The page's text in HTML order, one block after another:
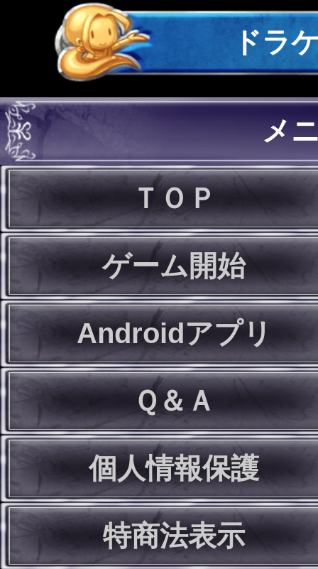
ドラ
メ
ＴＯＰ
ゲーム開始
Androidアプリ
Ｑ＆Ａ
個人情報保護
特商法表示